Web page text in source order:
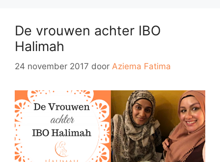
De vrouwen achter IBO
Halimah
24 november 2017 door Aziema Fatima